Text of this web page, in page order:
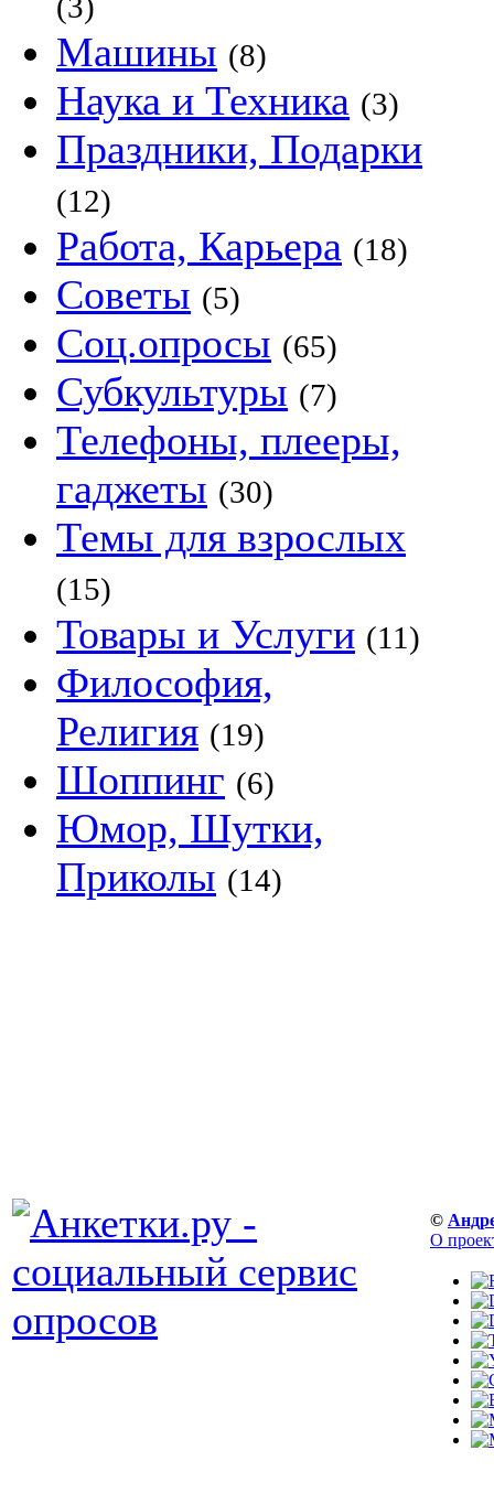
Машины (8)
Наука и Техника (3)
Праздники, Подарки
(12)
Работа, Карьера (18)
Советы (5)
Соц.опросы (65)
Субкультуры (7)
Телефоны, плееры,
гаджеты (30)
Темы для взрослых
(15)
Товары и Услуги (11)
Философия,
Религия (19)
Шоппинг (6)
Юмор, Шутки,
Приколы (14)
©
О